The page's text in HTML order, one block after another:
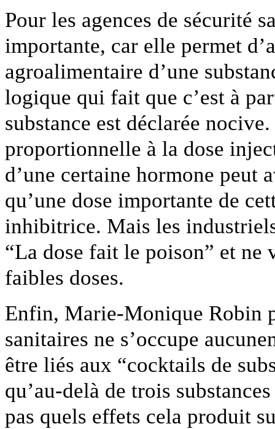
Pour les agences de sécurité
importante, car elle permet
agroalimentaire d’une
logique qui fait que c’est à
substance est déclarée
proportionnelle à la dose
d’une certaine hormone peut
qu’une dose importante de
inhibitrice. Mais les
“La dose fait le poison” et ne
faibles doses.
Enfin, Marie-Monique Robin
sanitaires ne s’occupe
être liés aux “cocktails de
qu’au-delà de trois
pas quels effets cela produit